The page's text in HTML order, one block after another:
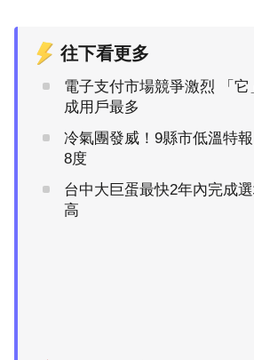
往下看更多
電子支付市場競爭激烈 「
成用戶最多
冷氣團發威！9縣市低溫特
8度
台中大巨蛋最快2年內完成
高